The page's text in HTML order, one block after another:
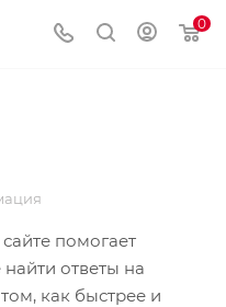
0
помогает
ответы на
как быстрее и